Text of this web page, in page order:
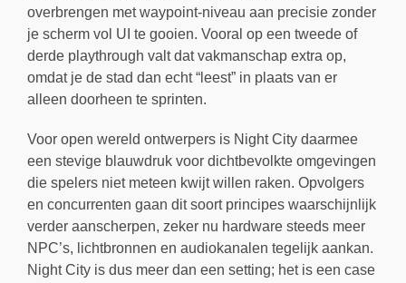
overbrengen met waypoint-niveau aan precisie zonder
je scherm vol UI te gooien. Vooral op een tweede of
derde playthrough valt dat vakmanschap extra op,
omdat je de stad dan echt “leest” in plaats van er
alleen doorheen te sprinten.
Voor open wereld ontwerpers is Night City daarmee
een stevige blauwdruk voor dichtbevolkte omgevingen
die spelers niet meteen kwijt willen raken. Opvolgers
en concurrenten gaan dit soort principes waarschijnlijk
verder aanscherpen, zeker nu hardware steeds meer
NPC’s, lichtbronnen en audiokanalen tegelijk aankan.
Night City is dus meer dan een setting; het is een case